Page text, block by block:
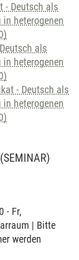
- Deutsch als
heterogenen
als
heterogenen
- Deutsch als
heterogenen
(SEMINAR)
- Fr,
| Bitte
werden